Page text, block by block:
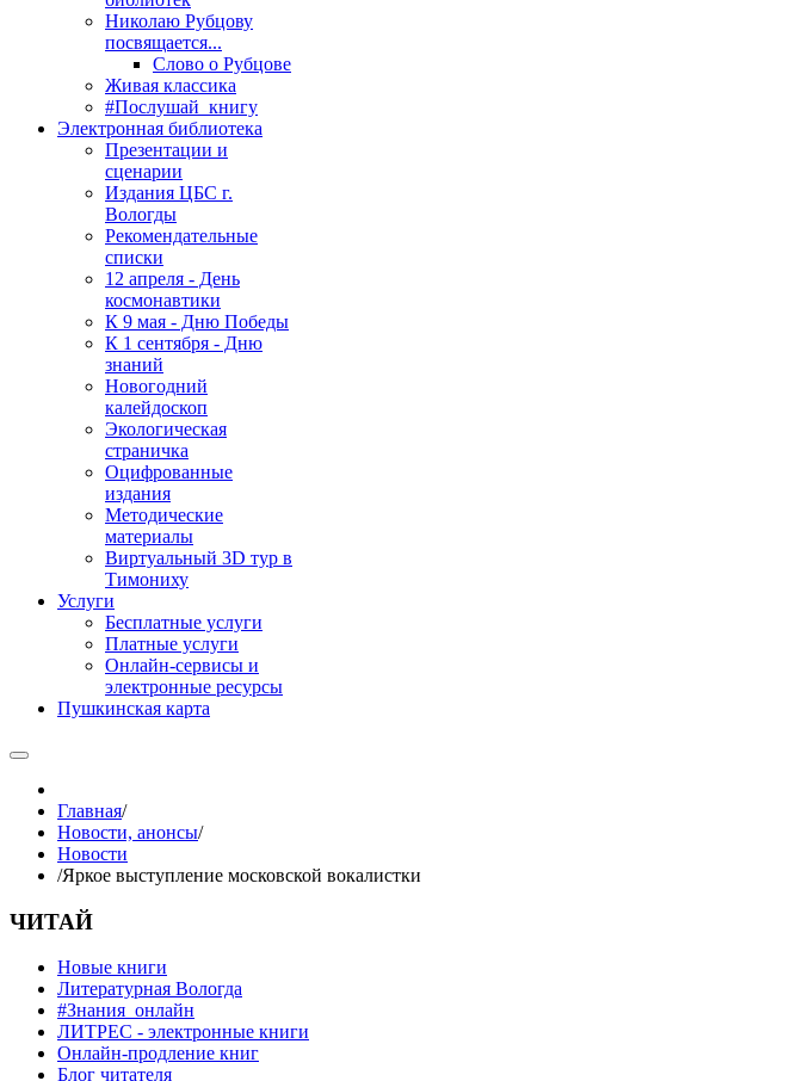
Николаю Рубцову
посвящается...
Слово о Рубцове
Живая классика
#Послушай_книгу
Электронная библиотека
Презентации и
сценарии
Издания ЦБС г.
Вологды
Рекомендательные
списки
12 апреля - День
космонавтики
К 9 мая - Дню Победы
К 1 сентября - Дню
знаний
Новогодний
калейдоскоп
Экологическая
страничка
Оцифрованные
издания
Методические
материалы
Виртуальный 3D тур в
Тимониху
Услуги
Бесплатные услуги
Платные услуги
Онлайн-сервисы и
электронные ресурсы
Пушкинская карта
Главная/
Новости, анонсы/
Новости
/Яркое выступление московской вокалистки
ЧИТАЙ
Новые книги
Литературная Вологда
#Знания_онлайн
ЛИТРЕС - электронные книги
Онлайн-продление книг
Блог читателя